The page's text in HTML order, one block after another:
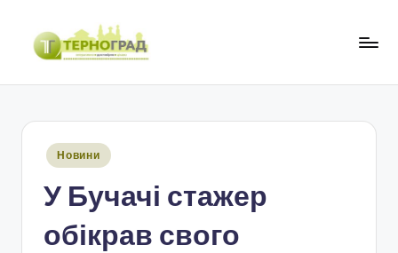
Перейти
Опубліковано
Новини
У Бучачі стажер
обікрав свого